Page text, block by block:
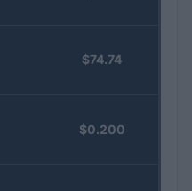
$74.74
$0.200